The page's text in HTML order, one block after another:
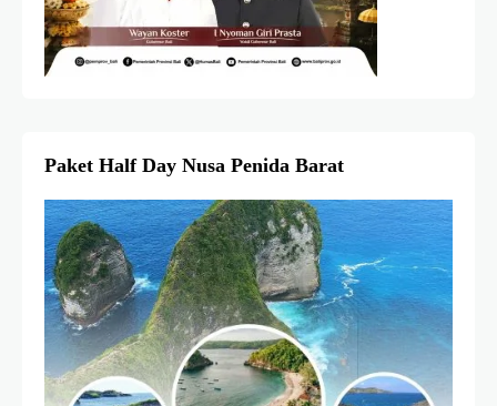
Paket Half Day Nusa Penida Barat